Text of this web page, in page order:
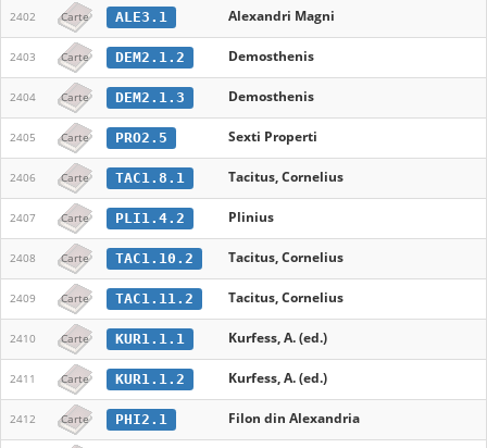
2402 Carte ALE3.1 Alexandri Magni
2403 Carte DEM2.1.2 Demosthenis
2404 Carte DEM2.1.3 Demosthenis
2405 Carte PRO2.5 Sexti Properti
2406 Carte TAC1.8.1 Tacitus, Cornelius
2407 Carte PLI1.4.2 Plinius
2408 Carte TAC1.10.2 Tacitus, Cornelius
2409 Carte TAC1.11.2 Tacitus, Cornelius
2410 Carte KUR1.1.1 Kurfess, A. (ed.)
2411 Carte KUR1.1.2 Kurfess, A. (ed.)
2412 Carte PHI2.1 Filon din Alexandria